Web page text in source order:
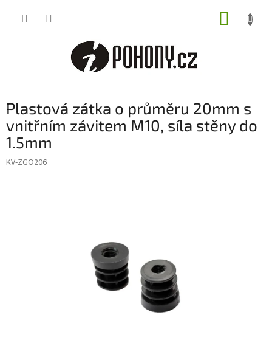
Plastová zátka o průměru 20mm s
vnitřním závitem M10, síla stěny do
1.5mm
KV-ZGO206